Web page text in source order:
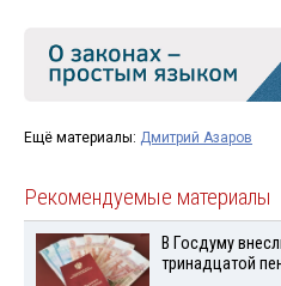
Ещё материалы: Дмитрий Азаров
Рекомендуемые материалы
В Госдуму
тринадцатой